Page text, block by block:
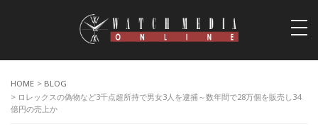
HOME > BLOG
> ロレックスの偽物など3千点超所持で男女3人を逮捕～数年間で28万個を販売し34
億円の売上か